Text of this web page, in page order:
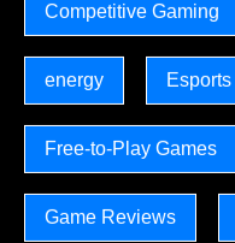
Competitive Gaming
energy Esports
Free-to-Play Games
Game Reviews